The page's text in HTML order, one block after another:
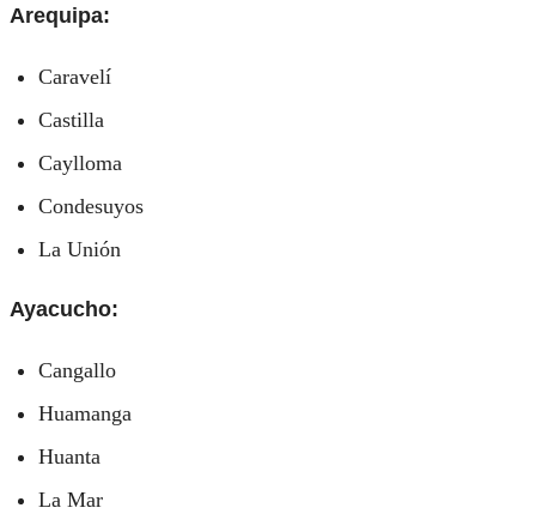
Arequipa:
Caravelí
Castilla
Caylloma
Condesuyos
La Unión
Ayacucho:
Cangallo
Huamanga
Huanta
La Mar